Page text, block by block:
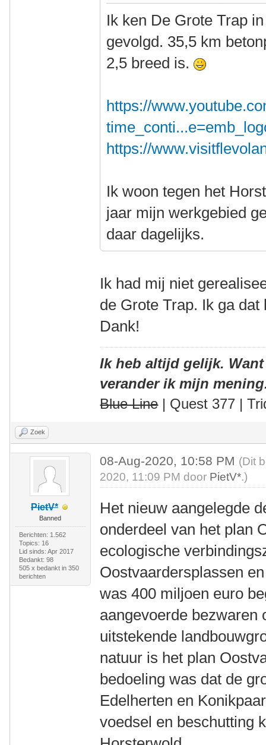
Ik ken De Grote Trap
gevolgd. 35,5 km
2,5 breed is.
https://
https://
Ik woon tegen het
jaar mijn werkgebied
daar dagelijks.
Ik had mij niet
de Grote Trap. Ik ga
Dank!
Ik heb altijd gelijk.
verander ik mijn
Blue Line| Quest 377 |
Zoek
PietV*
Banned
Berichten: 1.562
Topics: 16
Lid sinds: Apr 2017
Bedankt: 98
505 x bedankt in 350
berichten
08-Aug-2020, 10:58 PM (Dit
2020, 11:09 PM door PietV*.)
Het nieuw aangelegde
onderdeel van het plan
ecologische
Oostvaardersplassen
was 400 miljoen euro
aangevoerde bezwaren
uitstekende
natuur is het plan
bedoeling was dat de
Edelherten en
voedsel en beschutting